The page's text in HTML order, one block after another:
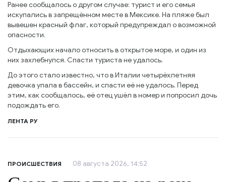
Ранее сообщалось о другом случае: турист и его семья
искупались в запрещённом месте в Мексике. На пляже был
вывешен красный флаг, который предупреждал о возможной
опасности.
Отдыхающих начало относить в открытое море, и один из
них захлебнулся. Спасти туриста не удалось.
До этого стало известно, что в Италии четырёхлетняя
девочка упала в бассейн, и спасти её не удалось. Перед
этим, как сообщалось, её отец ушёл в номер и попросил дочь
подождать его.
ЛЕНТА РУ
ПРОИСШЕСТВИЯ 08 августа 2026, 14:52